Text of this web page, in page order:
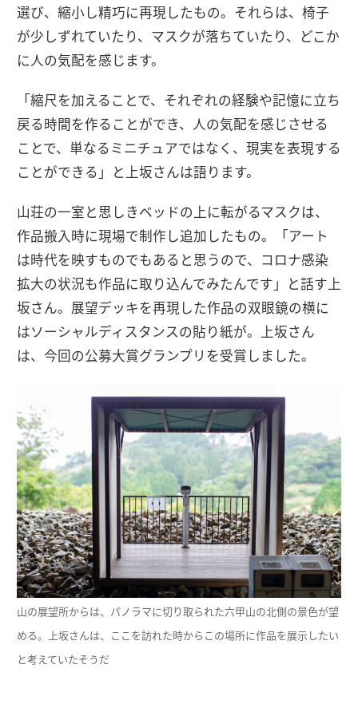
選び、縮小し精巧に再現したもの。それらは、椅子
が少しずれていたり、マスクが落ちていたり、どこか
に人の気配を感じます。
「縮尺を加えることで、それぞれの経験や記憶に立ち
戻る時間を作ることができ、人の気配を感じさせる
ことで、単なるミニチュアではなく、現実を表現する
ことができる」と上坂さんは語ります。
山荘の一室と思しきベッドの上に転がるマスクは、
作品搬入時に現場で制作し追加したもの。「アート
は時代を映すものでもあると思うので、コロナ感染
拡大の状況も作品に取り込んでみたんです」と話す上
坂さん。展望デッキを再現した作品の双眼鏡の横に
はソーシャルディスタンスの貼り紙が。上坂さん
は、今回の公募大賞グランプリを受賞しました。
山の展望所からは、パノラマに切り取られた六甲山の北側の景色が望
める。上坂さんは、ここを訪れた時からこの場所に作品を展示したい
と考えていたそうだ